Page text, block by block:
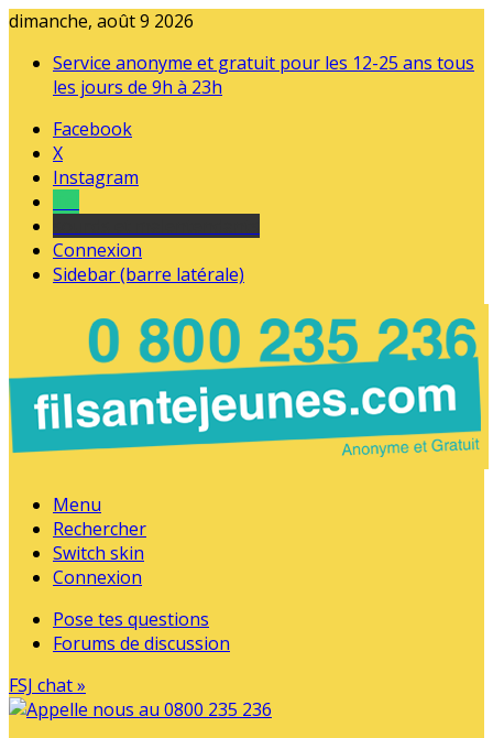
dimanche, août 9 2026
Service anonyme et gratuit pour les 12-25 ans tous
les jours de 9h à 23h
Facebook
X
Instagram
Connexion
Sidebar (barre latérale)
Menu
Rechercher
Switch skin
Connexion
Pose tes questions
Forums de discussion
FSJ chat »